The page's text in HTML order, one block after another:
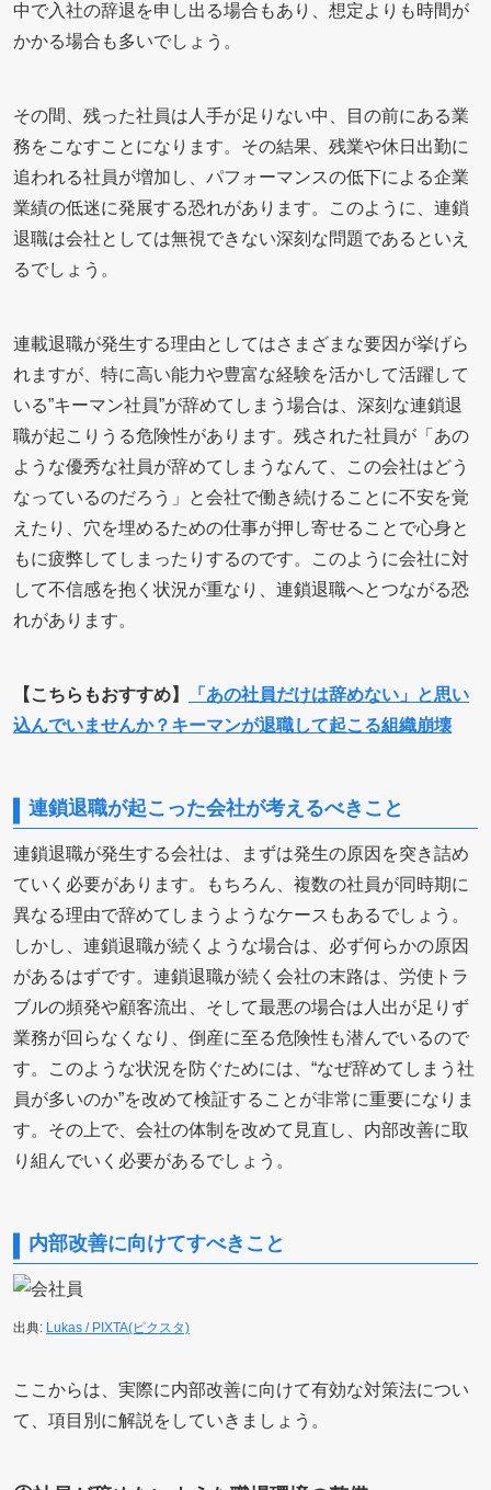
中で入社の辞退を申し出る場合もあり、想定よりも時間が
かかる場合も多いでしょう。
その間、残った社員は人手が足りない中、目の前にある業
務をこなすことになります。その結果、残業や休日出勤に
追われる社員が増加し、パフォーマンスの低下による企業
業績の低迷に発展する恐れがあります。このように、連鎖
退職は会社としては無視できない深刻な問題であるといえ
るでしょう。
連載退職が発生する理由としてはさまざまな要因が挙げら
れますが、特に高い能力や豊富な経験を活かして活躍して
いる”キーマン社員”が辞めてしまう場合は、深刻な連鎖退
職が起こりうる危険性があります。残された社員が「あの
ような優秀な社員が辞めてしまうなんて、この会社はどう
なっているのだろう」と会社で働き続けることに不安を覚
えたり、穴を埋めるための仕事が押し寄せることで心身と
もに疲弊してしまったりするのです。このように会社に対
して不信感を抱く状況が重なり、連鎖退職へとつながる恐
れがあります。
【こちらもおすすめ】
「あの社員だけは辞めない」と思い
込んでいませんか？キーマンが退職して起こる組織崩壊
連鎖退職が起こった会社が考えるべきこと
連鎖退職が発生する会社は、まずは発生の原因を突き詰め
ていく必要があります。もちろん、複数の社員が同時期に
異なる理由で辞めてしまうようなケースもあるでしょう。
しかし、連鎖退職が続くような場合は、必ず何らかの原因
があるはずです。連鎖退職が続く会社の末路は、労使トラ
ブルの頻発や顧客流出、そして最悪の場合は人出が足りず
業務が回らなくなり、倒産に至る危険性も潜んでいるので
す。このような状況を防ぐためには、“なぜ辞めてしまう社
員が多いのか”を改めて検証することが非常に重要になりま
す。その上で、会社の体制を改めて見直し、内部改善に取
り組んでいく必要があるでしょう。
内部改善に向けてすべきこと
出典: Lukas / PIXTA(ピクスタ)
ここからは、実際に内部改善に向けて有効な対策法につい
て、項目別に解説をしていきましょう。